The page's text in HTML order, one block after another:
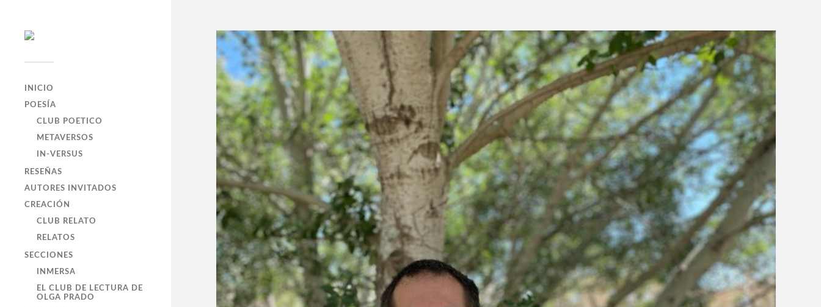
INICIO
POESÍA
CLUB POETICO
METAVERSOS
IN-VERSUS
RESEÑAS
AUTORES INVITADOS
CREACIÓN
CLUB RELATO
RELATOS
SECCIONES
INMERSA
EL CLUB DE LECTURA DE
OLGA PRADO